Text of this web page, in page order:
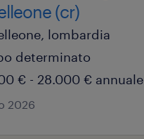
(cr)
lombardia
determinato
€ - 28.000 € annuale
2026